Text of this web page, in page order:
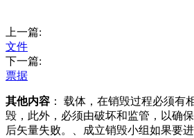
上一篇:
文件
下一篇:
票据
其他内容 ： 载体，在销毁过程必须有
毁，此外，必须由破坏和监管，以确
后矢量失败。、成立销毁小组如果要